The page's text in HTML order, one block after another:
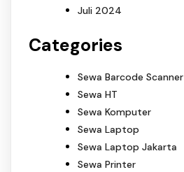
Juli 2024
Categories
Sewa Barcode Scanner
Sewa HT
Sewa Komputer
Sewa Laptop
Sewa Laptop Jakarta
Sewa Printer